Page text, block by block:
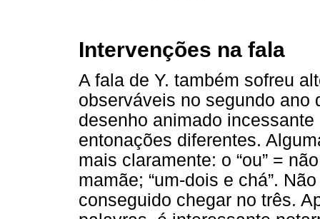
Intervenções na fala
A fala de Y. também sofreu
observáveis no segundo ano
desenho animado
entonações diferentes.
mais claramente: o “ou” =
mamãe; “um-dois e chá”.
conseguido chegar no três.